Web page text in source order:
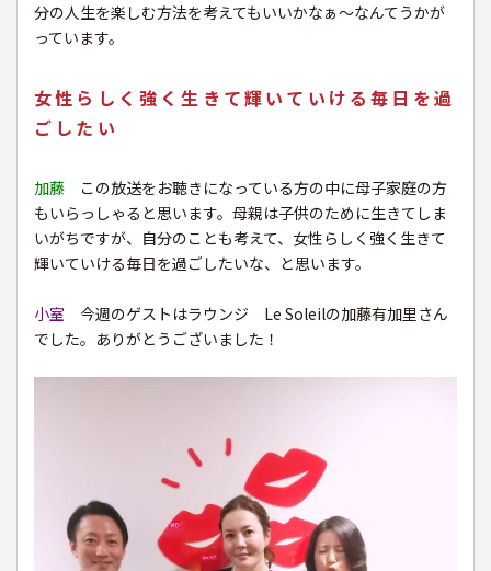
分の人生を楽しむ方法を考えてもいいかなぁ〜なんてうかが
っています。
女性らしく強く生きて輝いていける毎日を過
ごしたい
加藤 この放送をお聴きになっている方の中に母子家庭の方
もいらっしゃると思います。母親は子供のために生きてしま
いがちですが、自分のことも考えて、女性らしく強く生きて
輝いていける毎日を過ごしたいな、と思います。
小室 今週のゲストはラウンジ Le Soleilの加藤有加里さん
でした。ありがとうございました！